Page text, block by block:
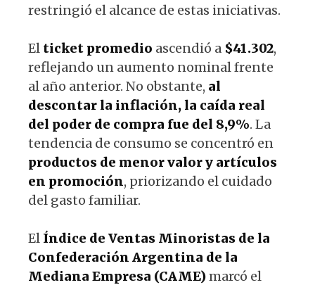
restringió el alcance de estas iniciativas.
El ticket promedio ascendió a $41.302,
reflejando un aumento nominal frente
al año anterior. No obstante, al
descontar la inflación, la caída real
del poder de compra fue del 8,9%. La
tendencia de consumo se concentró en
productos de menor valor y artículos
en promoción, priorizando el cuidado
del gasto familiar.
El Índice de Ventas Minoristas de la
Confederación Argentina de la
Mediana Empresa (CAME)marcó el